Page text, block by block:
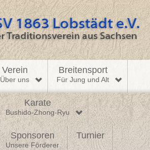
Verein
Über uns
Breitensport
Für Jung und Alt
Karate
Bushido-Zhong-Ryu
Sponsoren
Unsere Förderer
Turnier